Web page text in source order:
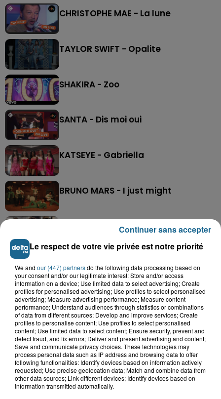
CHRISTOPHE MAE - La lune
TAYLOR SWIFT - Opalite
SHAKIRA - Zoo
SANTA - Dis moi oui
KATSEYE - Gabriella
BRUNO MARS - I just might
AMIR - Avec toi
LES TITRES
TUBES DIFFUSÉS
11h22
11h22 11h18
11h18 11h08
11h08
Le respect de votre vie privée est notre priorité
We and our (447) partnersdo the following data processing based on
your consent and/or our legitimate interest: Store and/or access
information on a device; Use limited data to select advertising; Create
profiles for personalised advertising; Use profiles to select personalised
advertising; Measure advertising performance; Measure content
performance; Understand audiences through statistics or combinations
of data from different sources; Develop and improve services; Create
profiles to personalise content; Use profiles to select personalised
content; Use limited data to select content; Ensure security, prevent and
detect fraud, and fix errors; Deliver and present advertising and content;
Save and communicate privacy choices. These technologies may
process personal data such as IP address and browsing data to offer
following functionalities: Identify devices based on information actively
requested; Use precise geolocation data; Match and combine data from
other data sources; Link different devices; Identify devices based on
information transmitted automatically.
Continuer sans accepter